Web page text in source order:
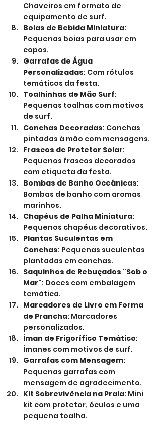
Chaveiros em formato de
equipamento de surf.
Boias de Bebida Miniatura:
Pequenas boias para usar em
copos.
Garrafas de Água
Personalizadas: Com rótulos
temáticos da festa.
Toalhinhas de Mão Surf:
Pequenas toalhas com motivos
de surf.
Conchas Decoradas: Conchas
pintadas à mão com mensagens.
Frascos de Protetor Solar:
Pequenos frascos decorados
com etiqueta da festa.
Bombas de Banho Oceânicas:
Bombas de banho com aromas
marinhos.
Chapéus de Palha Miniatura:
Pequenos chapéus decorativos.
Plantas Suculentas em
Conchas: Pequenas suculentas
plantadas em conchas.
Saquinhos de Rebuçados "Sob o
Mar": Doces com embalagem
temática.
Marcadores de Livro em Forma
de Prancha: Marcadores
personalizados.
Íman de Frigorífico Temático:
Ímanes com motivos de surf.
Garrafas com Mensagem:
Pequenas garrafas com
mensagem de agradecimento.
Kit Sobrevivência na Praia: Mini
kit com protetor, óculos e uma
pequena toalha.